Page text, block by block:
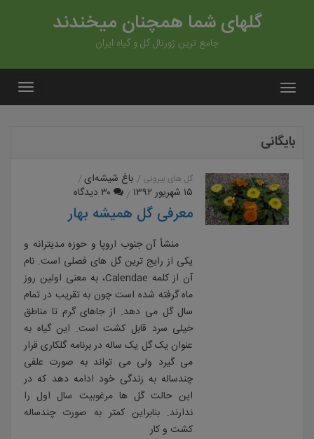
گلهای شما همچنان میخندند
جامع ترین ژورنال گل و گیاه ایران
بایگانی
گل های بیرونی
باغ شیشه‌ای
۱۵ شهریور ۱۳۹۲
۳۰ دیدگاه
معرفی گل همیشه بهار
منشأ آن جنوب اروپا و حوزه مدیترانه و
یکی از رایج ترین گل های فصلی است. نام
آن از کلمه Calendae، به معنی اولین روز
ماه گرفته شده است چون به تقریب در تمام
سال گل می دهد. از جاهای گرم تا مناطق
خیلی سرد قابل کشت است. این گیاه به
عنوان یک گل یک ساله در برنامه گلکاری قرار
می گیرد ولی می تواند به صورت علفی
چندساله به زندگی خود ادامه دهد که در
این حالت گل ها مرغوبیت سال اول را
ندارند. بنابراین کمتر به صورت چندساله
کشت و کار